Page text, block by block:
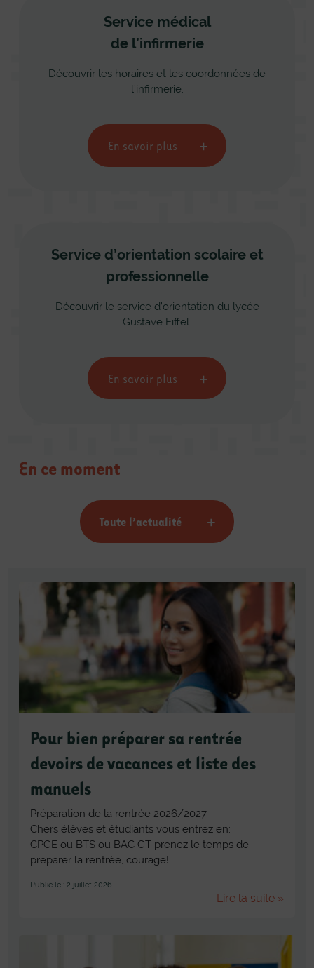
Service médical
de l’infirmerie
Découvrir les horaires et les coordonnées de
l’infirmerie.
En savoir plus
Service d’orientation scolaire et
professionnelle
Découvrir le service d’orientation du lycée
Gustave Eiffel.
En savoir plus
En ce moment
Toute l’actualité
Pour bien préparer sa rentrée
devoirs de vacances et liste des
manuels
Préparation de la rentrée 2026/2027
Chers élèves et étudiants vous entrez en:
CPGE ou BTS ou BAC GT prenez le temps de
préparer la rentrée, courage!
Publié le : 2 juillet 2026
Lire la suite »